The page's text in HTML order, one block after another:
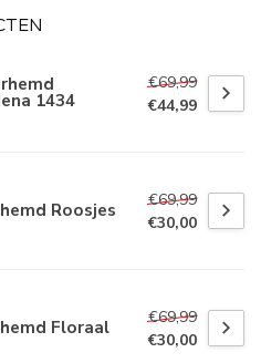
1434
€69,99
€44,99
Roosjes
€69,99
€30,00
Floraal
€69,99
€30,00